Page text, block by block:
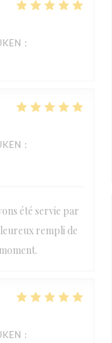
:
:
été servie par
rempli de
: